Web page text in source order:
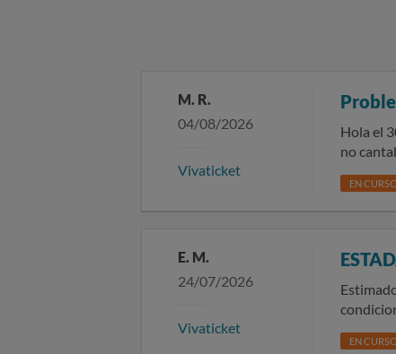
M. R.
04/08/2026
Vivaticket
Hola el
no
varios
deEN
E. M.
24/07/2026
Vivaticket
haberse
elEN